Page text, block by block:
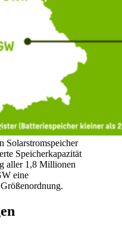
Solarstromspeicher
Speicherkapazität
aller 1,8 Millionen
eine